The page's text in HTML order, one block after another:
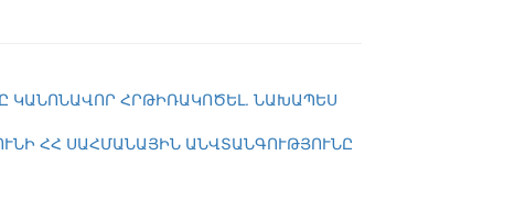
ԿԱՆՈՆԱՎՈՐ ՀՐԹԻՌԱԿՈԾԵԼ. ՆԱԽԱՊԵՍ
ՀՀ ՍԱՀՄԱՆԱՅԻՆ ԱՆՎՏԱՆԳՈՒԹՅՈՒՆԸ